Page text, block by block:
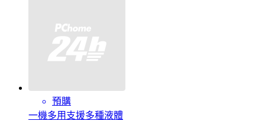
預購
一機多用支援多種液體